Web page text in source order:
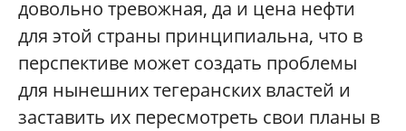
довольно тревожная, да и цена нефти
для этой страны принципиальна, что в
перспективе может создать проблемы
для нынешних тегеранских властей и
заставить их пересмотреть свои планы в